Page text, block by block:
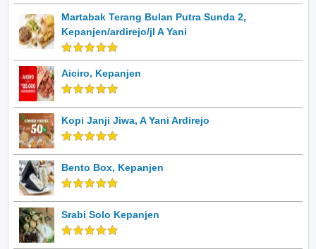
Martabak Terang Bulan Putra Sunda 2,
Kepanjen/ardirejo/jl A Yani
Aiciro, Kepanjen
Kopi Janji Jiwa, A Yani Ardirejo
Bento Box, Kepanjen
Srabi Solo Kepanjen